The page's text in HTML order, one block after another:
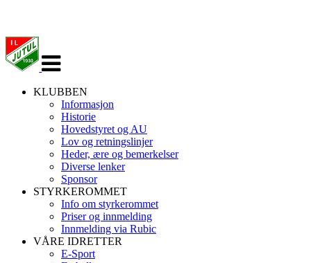
navigasjon
KLUBBEN
Informasjon
Historie
Hovedstyret og AU
Lov og retningslinjer
Heder, ære og bemerkelser
Diverse lenker
Sponsor
STYRKEROMMET
Info om styrkerommet
Priser og innmelding
Innmelding via Rubic
VÅRE IDRETTER
E-Sport